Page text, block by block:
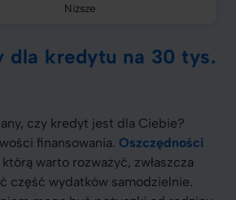
Niższe
dla kredytu na 30 tys.
czy kredyt jest dla Ciebie?
finansowania. Oszczędności
którą warto rozważyć, zwłaszcza
część wydatków samodzielnie.